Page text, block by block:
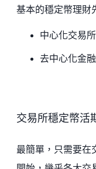
基本的穩定幣理財
中心化交易
去中心化金
交易所穩定幣活
最簡單，只需要在